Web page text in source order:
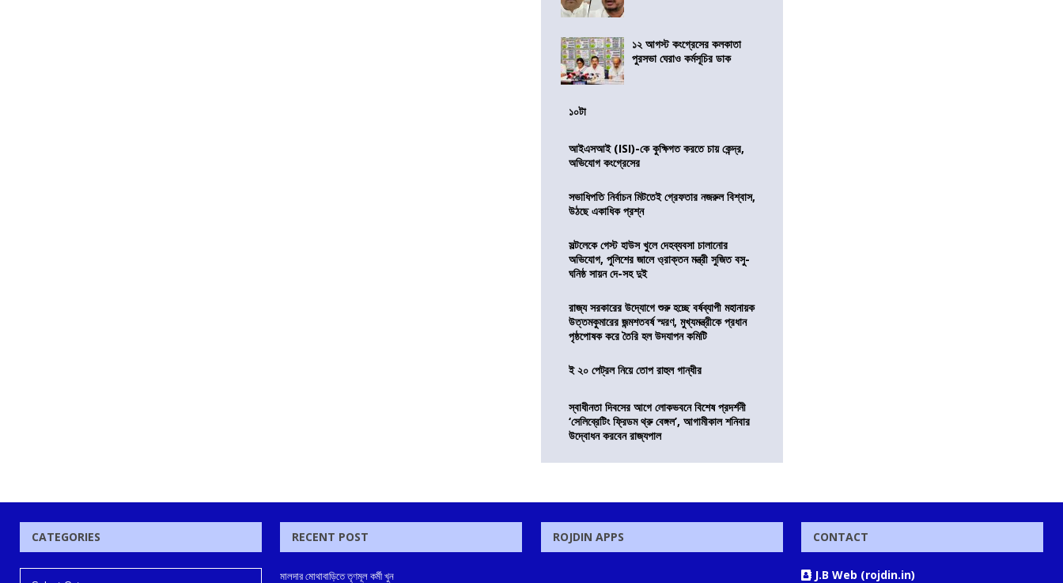
১২ আগস্ট কংগ্রেসের কলকাতা
পুরসভা ঘেরাও কর্মসূচির ডাক
১০টা
আইএসআই (ISI)-কে কুক্ষিগত করতে চায় কেন্দ্র,
অভিযোগ কংগ্রেসের
সভাধিপতি নির্বাচন মিটতেই গ্রেফতার নজরুল বিশ্বাস,
উঠছে একাধিক প্রশ্ন
সল্টলেকে গেস্ট হাউস খুলে দেহব্যবসা চালানোর
অভিযোগ, পুলিশের জালে ও্রাক্তন মন্ত্রী সুজিত বসু-
ঘনিষ্ঠ সায়ন দে-সহ দুই
রাজ্য সরকারের উদ্যোগে শুরু হচ্ছে বর্ষব্যাপী মহানায়ক
উত্তমকুমারের জন্মশতবর্ষ স্মরণ, মুখ্যমন্ত্রীকে প্রধান
পৃষ্ঠপোষক করে তৈরি হল উদযাপন কমিটি
ই ২০ পেট্রল নিয়ে তোপ রাহুল গান্ধীর
স্বাধীনতা দিবসের আগে লোকভবনে বিশেষ প্রদর্শনী
‘সেলিব্রেটিং ফ্রিডম থ্রু বেঙ্গল’, আগামীকাল শনিবার
উদ্বোধন করবেন রাজ্যপাল
CATEGORIES RECENT POST
মালদার মোথাবাড়িতে তৃণমূল কর্মী খুন
ROJDIN APPS CONTACT
J.B Web (rojdin.in)